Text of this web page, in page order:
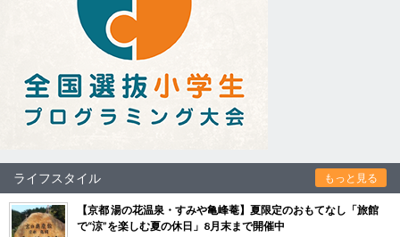
ライフスタイル もっと見る
【京都 湯の花温泉・すみや亀峰菴】夏限定のおもてなし「旅館
で“涼”を楽しむ夏の休日」8月末まで開催中